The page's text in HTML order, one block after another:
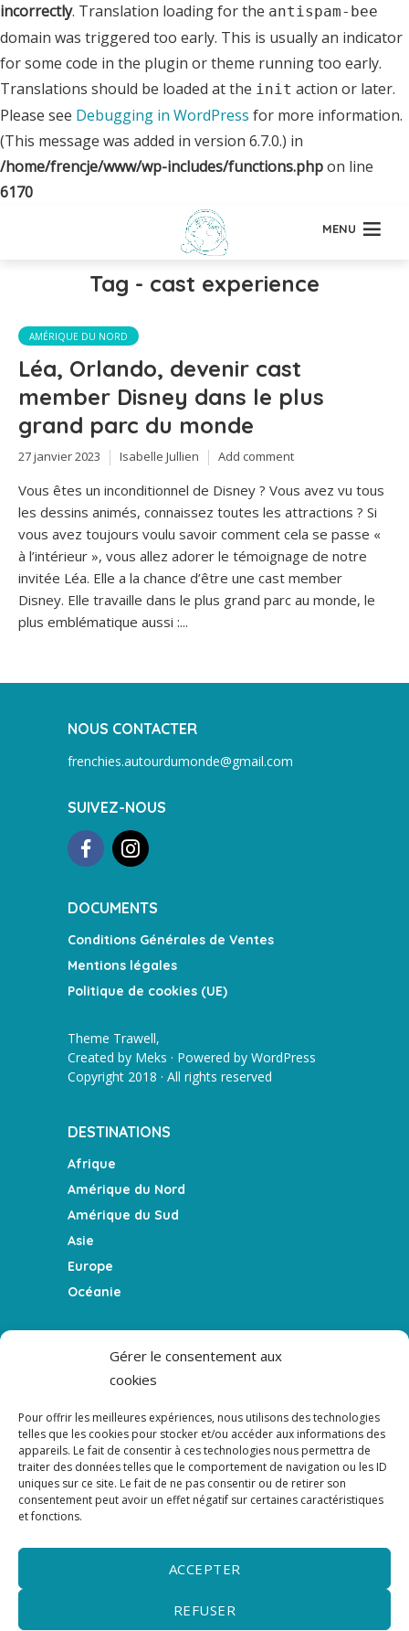
Gérer le consentement aux
cookies
Pour offrir les meilleures expériences, nous utilisons des technologies
telles que les cookies pour stocker et/ou accéder aux informations des
appareils. Le fait de consentir à ces technologies nous permettra de
traiter des données telles que le comportement de navigation ou les ID
uniques sur ce site. Le fait de ne pas consentir ou de retirer son
consentement peut avoir un effet négatif sur certaines caractéristiques
et fonctions.
ACCEPTER
REFUSER
incorrectly. Translation loading for the antispam-bee
domain was triggered too early. This is usually an indicator
for some code in the plugin or theme running too early.
Translations should be loaded at the init action or later.
Please see Debugging in WordPress for more information.
(This message was added in version 6.7.0.) in
/home/frencje/www/wp-includes/functions.phpon line
6170
MENU
Tag - cast experience
AMÉRIQUE DU NORD
Léa, Orlando, devenir cast
member Disney dans le plus
grand parc du monde
27 janvier 2023 Isabelle Jullien Add comment
Vous êtes un inconditionnel de Disney ? Vous avez vu tous
les dessins animés, connaissez toutes les attractions ? Si
vous avez toujours voulu savoir comment cela se passe «
à l’intérieur », vous allez adorer le témoignage de notre
invitée Léa. Elle a la chance d’être une cast member
Disney. Elle travaille dans le plus grand parc au monde, le
plus emblématique aussi :...
NOUS CONTACTER
frenchies.autourdumonde@gmail.com
SUIVEZ-NOUS
DOCUMENTS
Conditions Générales de Ventes
Mentions légales
Politique de cookies (UE)
Theme Trawell,
Created by Meks · Powered by WordPress
Copyright 2018 · All rights reserved
DESTINATIONS
Afrique
Amérique du Nord
Amérique du Sud
Asie
Europe
Océanie
FEATURES
Le blog
Témoigner
Le podcast
NEWSLETTER
NEWSLETTER - Ne rien manquer de l'actualité
du podcast, du blog et des guides.